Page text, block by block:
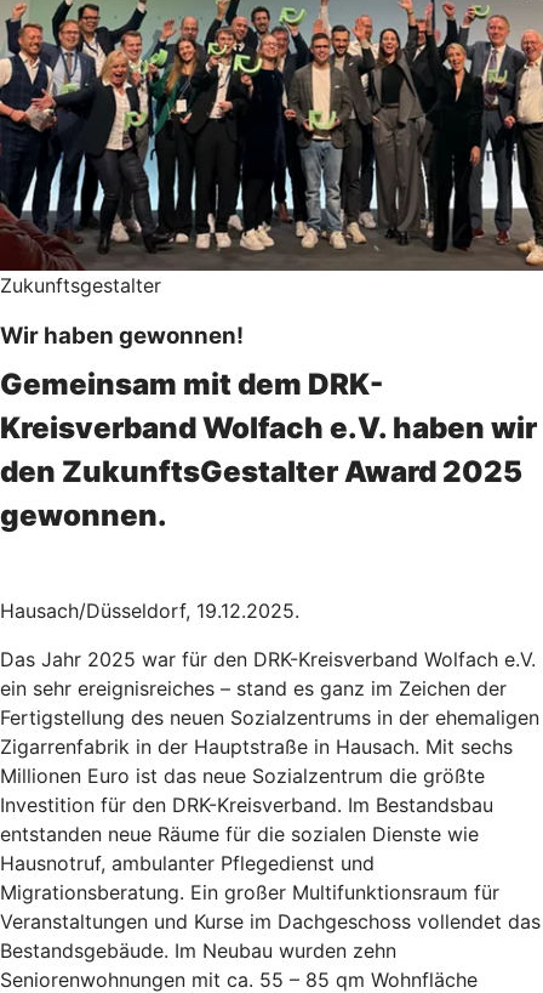
Zukunftsgestalter
Wir haben gewonnen!
Gemeinsam mit dem DRK-
Kreisverband Wolfach e.V. haben wir
den ZukunftsGestalter Award 2025
gewonnen.
Hausach/Düsseldorf, 19.12.2025.
Das Jahr 2025 war für den DRK-Kreisverband Wolfach e.V.
ein sehr ereignisreiches – stand es ganz im Zeichen der
Fertigstellung des neuen Sozialzentrums in der ehemaligen
Zigarrenfabrik in der Hauptstraße in Hausach. Mit sechs
Millionen Euro ist das neue Sozialzentrum die größte
Investition für den DRK-Kreisverband. Im Bestandsbau
entstanden neue Räume für die sozialen Dienste wie
Hausnotruf, ambulanter Pflegedienst und
Migrationsberatung. Ein großer Multifunktionsraum für
Veranstaltungen und Kurse im Dachgeschoss vollendet das
Bestandsgebäude. Im Neubau wurden zehn
Seniorenwohnungen mit ca. 55 – 85 qm Wohnfläche